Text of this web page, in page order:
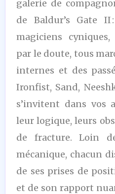
galerie de
de Baldur’s Gate II
magiciens
par le doute, tous
internes et des
Ironfist, Sand,
s’invitent dans vos
leur logique, leurs
de fracture. Loin
mécanique, chacun
de ses prises de
et de son rapport